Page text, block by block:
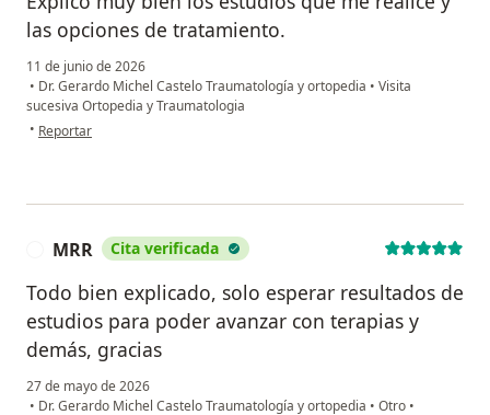
las opciones de tratamiento.
11 de junio de 2026
• Dr. Gerardo Michel Castelo Traumatología y ortopedia • Visita
sucesiva Ortopedia y Traumatologia
• en opinión del usuario YGA
Reportar
MRR Cita verificada
Todo bien explicado, solo esperar resultados de
estudios para poder avanzar con terapias y
demás, gracias
27 de mayo de 2026
• Dr. Gerardo Michel Castelo Traumatología y ortopedia • Otro •